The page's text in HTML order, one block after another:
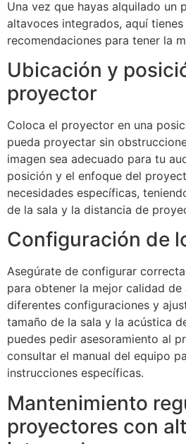
Una vez que hayas alquilado un
altavoces integrados, aquí tienes
recomendaciones para tener la
Ubicación y
proyector
Coloca el proyector en una
pueda proyectar sin
imagen sea adecuado para tu
posición y el enfoque del
necesidades específicas,
de la sala y la distancia de
Configuración de
Asegúrate de configurar
para obtener la mejor calidad de
diferentes configuraciones y
tamaño de la sala y la acústica
puedes pedir asesoramiento al
consultar el manual del equipo
instrucciones específicas.
Mantenimiento
proyectores con